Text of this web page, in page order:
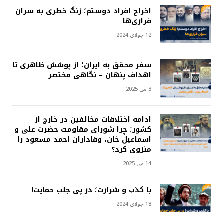
اخراج افراد دوستم؛ زنگ خطری به سران
فراری‌ها
12 جولای 2024
سفر محقق به ایران؛ از پوشش ظاهری تا
اهداف پنهان – نگاهی مختصر
3 می 2025
ادامه اختلافات مخالفین در خارج از
کشور؛ چرا شورای مقاومت حضرت علی و
اسماعیل خان، وفاداران احمد مسعود را
منزوی کرد؟
14 می 2025
با کذب و شرارت؛ در پی جلب حمایت!
18 جولای 2024